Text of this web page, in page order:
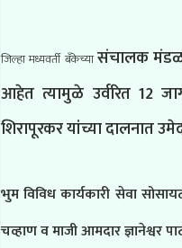
जिल्हा मध्यवर्ती बँकेच्यासंचालक
आहेत त्यामुळे उर्वरित 12
शिरापूरकर यांच्या दालनात
भुम विविध कार्यकारी सेवा
चव्हाण व माजी आमदार ज्ञानेश्वर